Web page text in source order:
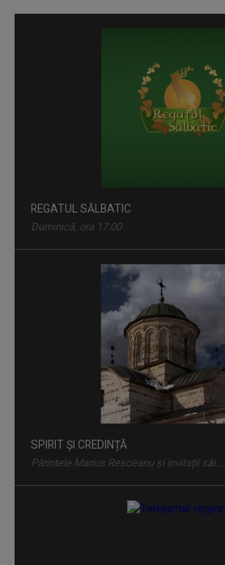
REGATUL SĂLBATIC
Duminică, ora 17.00
SPIRIT ȘI CREDINȚĂ
Părintele Marius Resceanu și invitații săi ...